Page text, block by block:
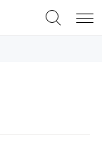
Szukaj Menu